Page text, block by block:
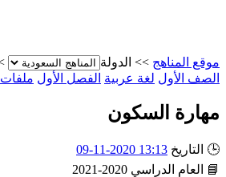
موقع المناهج >> الدولة
الصف الأول لغة عربية الفصل الأول
مهارة السكون
🕒 التاريخ 13:13 2020-11-09
📘
العام الدراسي 2020-2021